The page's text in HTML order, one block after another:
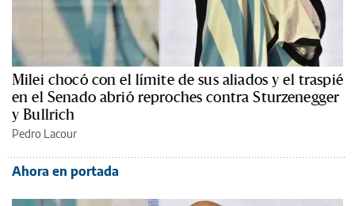
Milei chocó con el límite de sus aliados y el traspié
en el Senado abrió reproches contra Sturzenegger
y Bullrich
Pedro Lacour
Ahora en portada